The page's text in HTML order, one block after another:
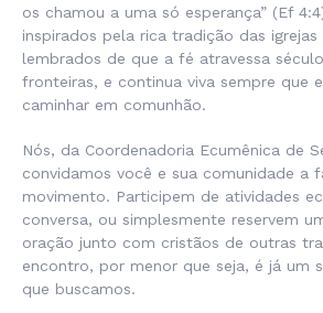
os chamou a uma só esperança” (Ef
inspirados pela rica tradição das igrejas
lembrados de que a fé atravessa
fronteiras, e continua viva sempre que
caminhar em comunhão.
Nós, da Coordenadoria Ecumênica de
convidamos você e sua comunidade a
movimento. Participem de atividades
conversa, ou simplesmente reservem
oração junto com cristãos de outras
encontro, por menor que seja, é já um
que buscamos.